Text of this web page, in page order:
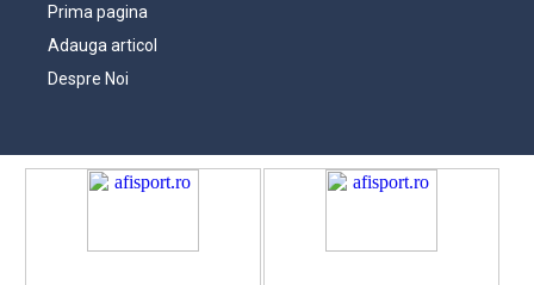
Prima pagina
Adauga articol
Despre Noi